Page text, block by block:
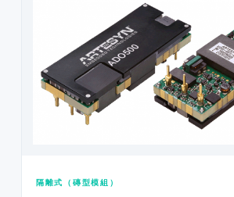
隔離式（磚型模組）